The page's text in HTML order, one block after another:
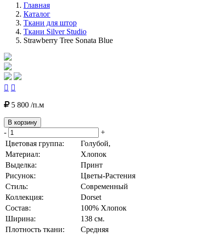
Главная
Каталог
Ткани для штор
Ткани Silver Studio
Strawberry Tree Sonata Blue
 
5 800 /п.м
В корзину
-
+
Цветовая группа:
Голубой,
Материал:
Хлопок
Выделка:
Принт
Рисунок:
Цветы-Растения
Стиль:
Современный
Коллекция:
Dorset
Состав:
100% Хлопок
Ширина:
138 см.
Плотность ткани:
Средняя